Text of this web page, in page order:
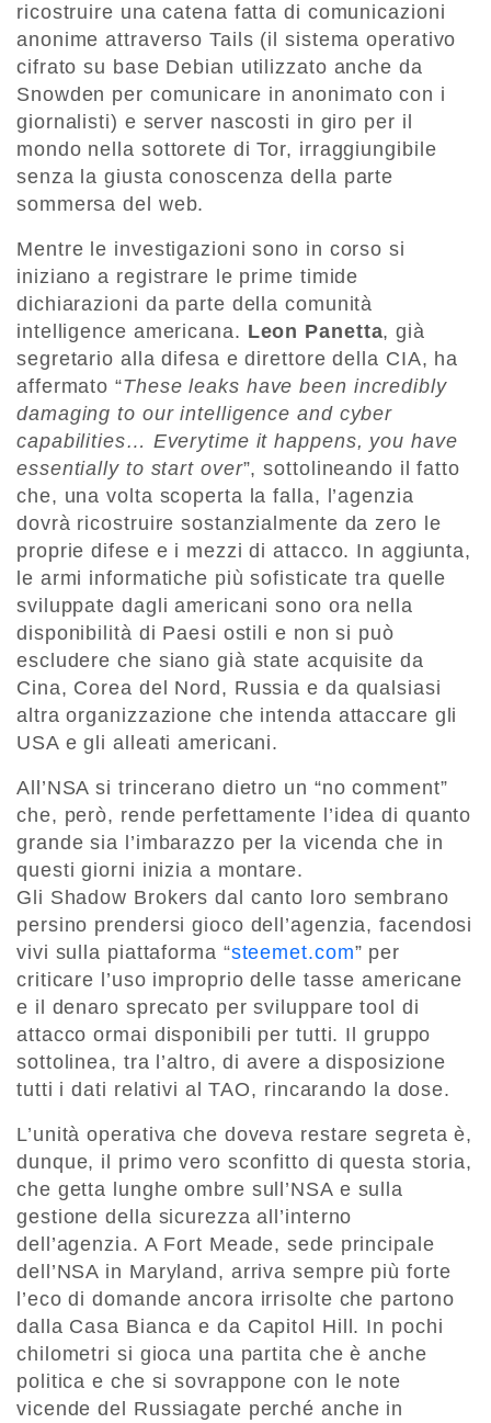
ricostruire una catena fatta di comunicazioni
anonime attraverso Tails (il sistema operativo
cifrato su base Debian utilizzato anche da
Snowden per comunicare in anonimato con i
giornalisti) e server nascosti in giro per il
mondo nella sottorete di Tor, irraggiungibile
senza la giusta conoscenza della parte
sommersa del web.
Mentre le investigazioni sono in corso si
iniziano a registrare le prime timide
dichiarazioni da parte della comunità
intelligence americana. Leon Panetta, già
segretario alla difesa e direttore della CIA, ha
affermato “These leaks have been incredibly
damaging to our intelligence and cyber
capabilities… Everytime it happens, you have
essentially to start over”, sottolineando il fatto
che, una volta scoperta la falla, l’agenzia
dovrà ricostruire sostanzialmente da zero le
proprie difese e i mezzi di attacco. In aggiunta,
le armi informatiche più sofisticate tra quelle
sviluppate dagli americani sono ora nella
disponibilità di Paesi ostili e non si può
escludere che siano già state acquisite da
Cina, Corea del Nord, Russia e da qualsiasi
altra organizzazione che intenda attaccare gli
USA e gli alleati americani.
All’NSA si trincerano dietro un “no comment”
che, però, rende perfettamente l’idea di quanto
grande sia l’imbarazzo per la vicenda che in
questi giorni inizia a montare.
Gli Shadow Brokers dal canto loro sembrano
persino prendersi gioco dell’agenzia, facendosi
vivi sulla piattaforma “steemet.com” per
criticare l’uso improprio delle tasse americane
e il denaro sprecato per sviluppare tool di
attacco ormai disponibili per tutti. Il gruppo
sottolinea, tra l’altro, di avere a disposizione
tutti i dati relativi al TAO, rincarando la dose.
L’unità operativa che doveva restare segreta è,
dunque, il primo vero sconfitto di questa storia,
che getta lunghe ombre sull’NSA e sulla
gestione della sicurezza all’interno
dell’agenzia. A Fort Meade, sede principale
dell’NSA in Maryland, arriva sempre più forte
l’eco di domande ancora irrisolte che partono
dalla Casa Bianca e da Capitol Hill. In pochi
chilometri si gioca una partita che è anche
politica e che si sovrappone con le note
vicende del Russiagate perché anche in